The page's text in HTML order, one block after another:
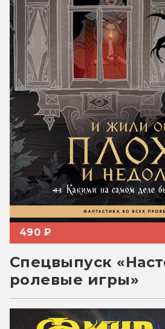
490 ₽
Спецвыпуск
ролевые игры»